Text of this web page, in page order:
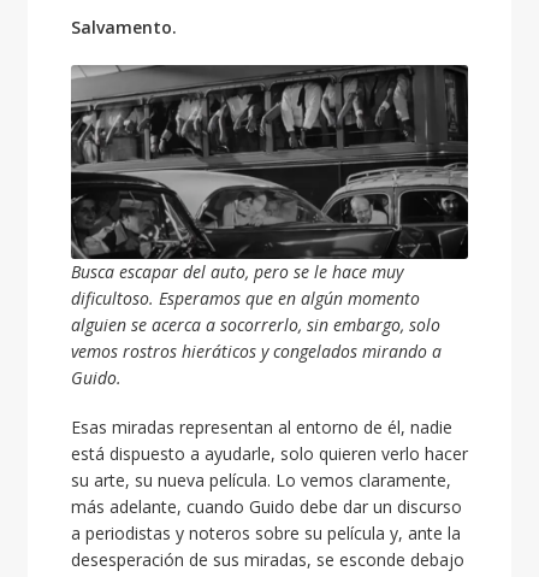
Salvamento.
Busca escapar del auto, pero se le hace muy
dificultoso. Esperamos que en algún momento
alguien se acerca a socorrerlo, sin embargo, solo
vemos rostros hieráticos y congelados mirando a
Guido.
Esas miradas representan al entorno de él, nadie
está dispuesto a ayudarle, solo quieren verlo hacer
su arte, su nueva película. Lo vemos claramente,
más adelante, cuando Guido debe dar un discurso
a periodistas y noteros sobre su película y, ante la
desesperación de sus miradas, se esconde debajo